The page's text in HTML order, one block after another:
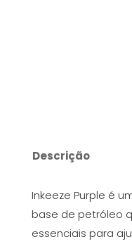
Descrição
Inkeeze Purple é
base de petróleo
essenciais para